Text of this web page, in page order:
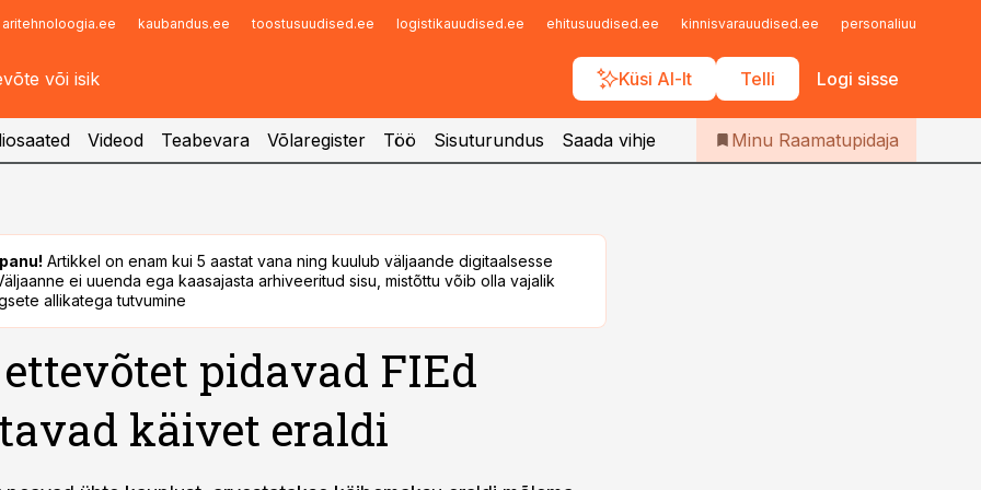
aritehnoloogia.ee kaubandus.ee toostusuudised.ee logistikauudised.ee ehitusuudised.ee kinnisvarauudised.ee personaliuudised.ee
Küsi AI-lt Telli Logi sisse
Infopank
Iseteenindus
Telli Raamatupidaja
Videod Teabevara Võlaregister Töö Sisuturundus Saada vihje Minu Raamatupidaja
Artikkel on enam kui 5 aastat vana ning kuulub väljaande digitaalsesse
ei uuenda ega kaasajasta arhiveeritud sisu, mistõttu võib olla vajalik
allikatega tutvumine
pidavad FIEd
käivet eraldi